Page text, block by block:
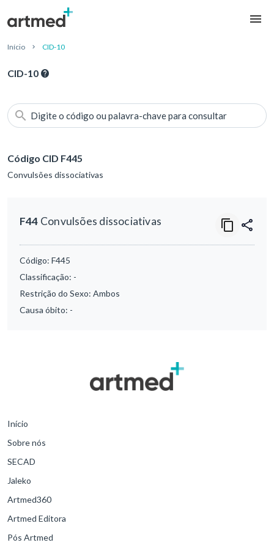
Início CID-10
CID-10
Digite o código ou palavra-chave para consultar
Código CID F445
Convulsões dissociativas
F44 Convulsões dissociativas
Código: F445
Classificação: -
Restrição do Sexo: Ambos
Causa óbito: -
Início
Sobre nós
SECAD
Jaleko
Artmed360
Artmed Editora
Pós Artmed